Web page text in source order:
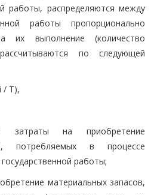
работы, распределяются между
работы пропорционально
их выполнение (количество
по следующей
/ Т),
на приобретение
потребляемых в процессе
работы;
материальных запасов,